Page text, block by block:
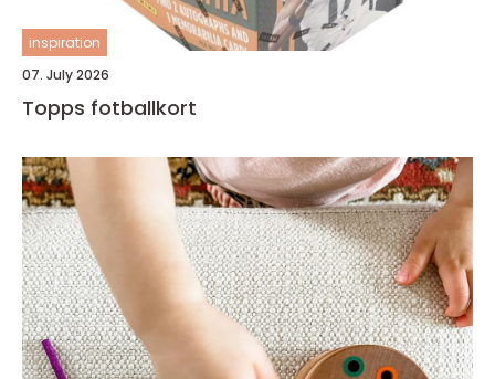
inspiration
07. July 2026
Topps fotballkort